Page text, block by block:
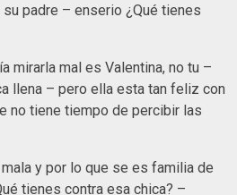
padre – enserio ¿Qué tienes
mirarla mal es Valentina, no tu –
llena – pero ella esta tan feliz con
no tiene tiempo de percibir las
y por lo que se es familia de
tienes contra esa chica? –